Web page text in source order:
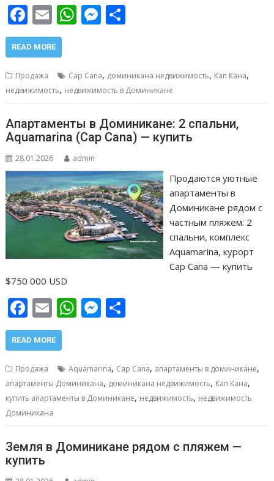
F
ac
e
b
o
o
k
E
m
ai
W
s
A
p
p
M
e
n
g
er
р
а
в
и
т
ь
READ MORE
Продажа Cap Cana, доминикана недвижимость, Кап Кана,
недвижимость, недвижимость в Доминикане
Апартаменты в Доминикане: 2 спальни,
Aquamarina (Cap Cana) — купить
28.01.2026 admin
Продаются уютные
апартаменты в
Доминикане рядом с
частным пляжем: 2
спальни, комплекс
Aquamarina, курорт
Cap Cana — купить
$750 000 USD
F
ac
e
b
o
o
k
E
m
ai
W
s
A
p
p
M
e
n
g
er
р
а
в
и
т
READ MORE
Продажа Aquamarina, Cap Cana, апартаменты в доминикане,
апартаменты Доминикана, доминикана недвижимость, Кап Кана,
купить апартаменты в Доминикане, недвижимость, недвижимость
Доминикана
Земля в Доминикане рядом с пляжем —
купить